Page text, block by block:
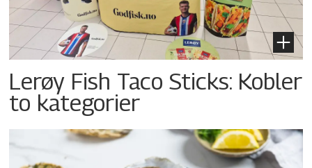
Lerøy Fish Taco Sticks: Kobler
to kategorier